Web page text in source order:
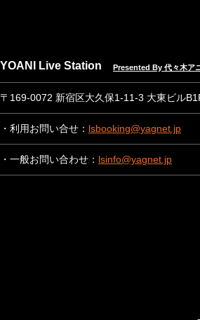
YOANI Live Station Presented By 代々木ア
〒169-0072 新宿区大久保1-11-3 大東ビル
・利用お問い合せ： lsbooking@yagnet.jp
・一般お問い合わせ： lsinfo@yagnet.jp